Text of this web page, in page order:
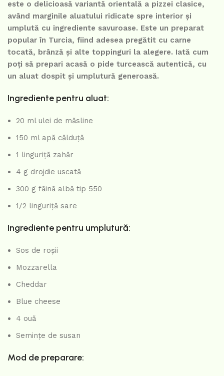
este o delicioasă variantă orientală a pizzei clasice,
având marginile aluatului ridicate spre interior și
umplută cu ingrediente savuroase. Este un preparat
popular în Turcia, fiind adesea pregătit cu carne
tocată, brânză și alte toppinguri la alegere. Iată cum
poți să prepari acasă o pide turcească autentică, cu
un aluat dospit și umplutură generoasă.
Ingrediente pentru aluat:
20 ml ulei de măsline
150 ml apă călduță
1 linguriță zahăr
4 g drojdie uscată
300 g făină albă tip 550
1/2 linguriță sare
Ingrediente pentru umplutură:
Sos de roșii
Mozzarella
Cheddar
Blue cheese
4 ouă
Semințe de susan
Mod de preparare: